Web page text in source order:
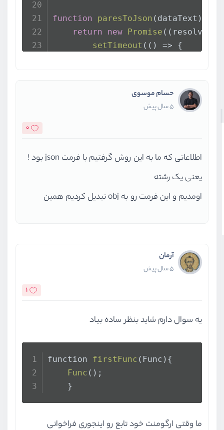
function paresToJson ( dataText ) {
return
new Promise ( ( resolve ,
setTimeout ( () => {
(error) {
reject
(error);
}
"https://
    .
then (data => paresToJson
log
حسام موسوی
5 سال پیش
0
اطلاعاتی که ما به این روش گرفتیم با فرمت json بود !
یعنی یک رشته
اومدیم و این فرمت رو به obj تبدیل کردیم همین
آرمان
5 سال پیش
1
یه سوال دارم شاید بنظر ساده بیاد
function firstFunc (Func){
Func ();
    }
ما وقتی ارگومنت خود تابع رو اینجوری فراخوانی